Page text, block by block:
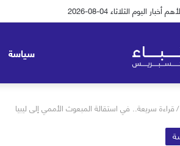
أخبار اليوم الاثنين 03-08-2026
سياسة
/قراءة سريعة.. في استقالة المبعوث الأممي إلى ليبيا